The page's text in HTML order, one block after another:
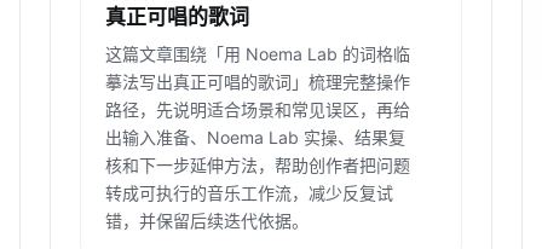
真正可唱的歌词
这篇文章围绕「用 Noema Lab 的词格临
摹法写出真正可唱的歌词」梳理完整操作
路径，先说明适合场景和常见误区，再给
出输入准备、Noema Lab 实操、结果复
核和下一步延伸方法，帮助创作者把问题
转成可执行的音乐工作流，减少反复试
错，并保留后续迭代依据。